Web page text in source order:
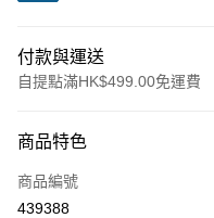
付款與運送
自提點滿HK$499.00免運費
信用卡
Apple Pay
商品特色
商品編號
439388